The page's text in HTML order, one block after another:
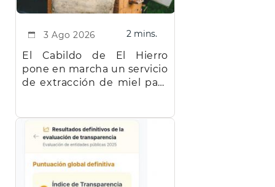
3 Ago 2026 2 mins.
El Cabildo de El Hierro
pone en marcha un servicio
de extracción de miel para